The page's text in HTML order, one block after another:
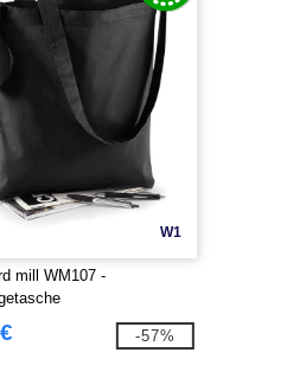
W1
mill WM107 -
-57%